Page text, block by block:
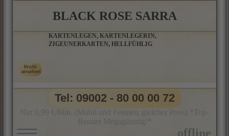
BLACK ROSE SARRA
KARTENLEGEN, KARTENLEGERIN,
ZIGEUNERKARTEN, HELLFÜHLIG
Tel: 09002 - 80 00 00 72